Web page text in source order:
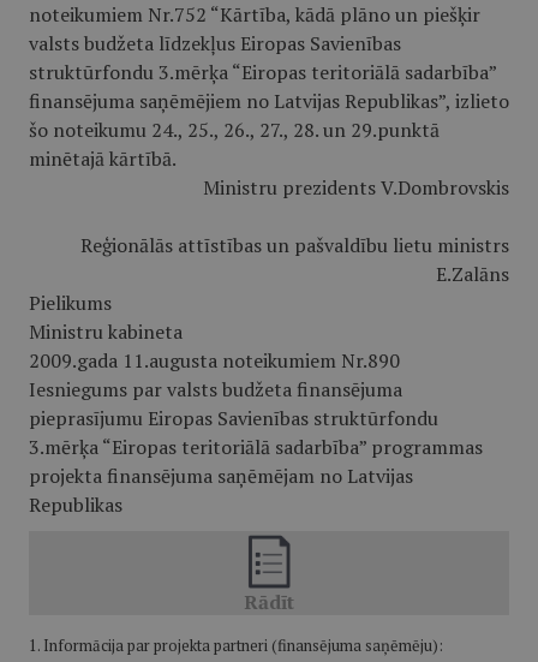
noteikumiem Nr.752 “Kārtība, kādā plāno un piešķir
valsts budžeta līdzekļus Eiropas Savienības
struktūrfondu 3.mērķa “Eiropas teritoriālā sadarbība”
finansējuma saņēmējiem no Latvijas Republikas”, izlieto
šo noteikumu 24., 25., 26., 27., 28. un 29.punktā
minētajā kārtībā.
Ministru prezidents V.Dombrovskis
Reģionālās attīstības un pašvaldību lietu ministrs
E.Zalāns
Pielikums
Ministru kabineta
2009.gada 11.augusta noteikumiem Nr.890
Iesniegums par valsts budžeta finansējuma
pieprasījumu Eiropas Savienības struktūrfondu
3.mērķa “Eiropas teritoriālā sadarbība” programmas
projekta finansējuma saņēmējam no Latvijas
Republikas
1. Informācija par projekta partneri (finansējuma saņēmēju):